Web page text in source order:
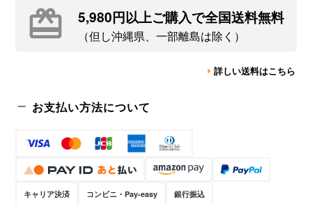
5,980円以上ご購入で全国送料無料
（但し沖縄県、一部離島は除く）
詳しい送料はこちら
お支払い方法について
キャリア決済 コンビニ・Pay-easy 銀行振込